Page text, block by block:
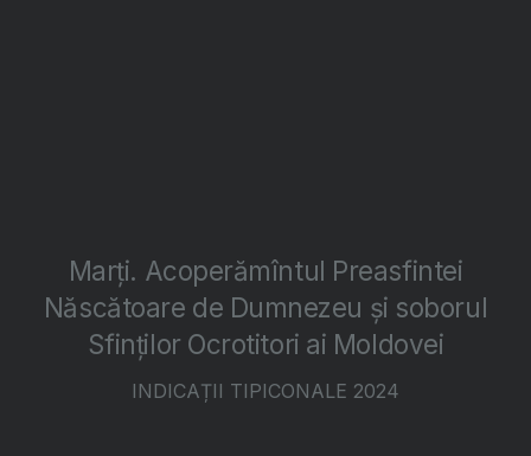
Marți. Acoperămîntul Preasfintei
Născătoare de Dumnezeu și soborul
Sfinților Ocrotitori ai Moldovei
INDICAȚII TIPICONALE 2024